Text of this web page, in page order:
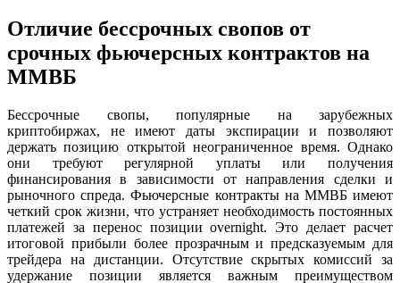
Отличие бессрочных свопов от
срочных фьючерсных контрактов на
ММВБ
Бессрочные свопы, популярные на зарубежных
криптобиржах, не имеют даты экспирации и позволяют
держать позицию открытой неограниченное время. Однако
они требуют регулярной уплаты или получения
финансирования в зависимости от направления сделки и
рыночного спреда. Фьючерсные контракты на ММВБ имеют
четкий срок жизни, что устраняет необходимость постоянных
платежей за перенос позиции overnight. Это делает расчет
итоговой прибыли более прозрачным и предсказуемым для
трейдера на дистанции. Отсутствие скрытых комиссий за
удержание позиции является важным преимуществом